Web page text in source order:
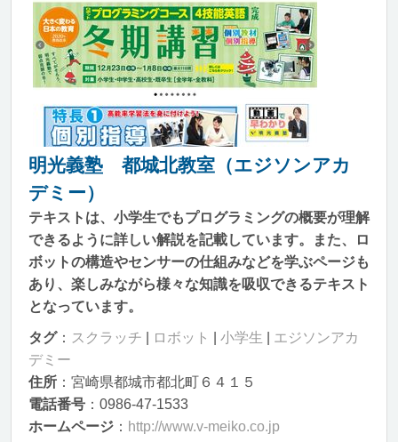
明光義塾 都城北教室（エジソンアカ
デミー）
テキストは、小学生でもプログラミングの概要が理解
できるように詳しい解説を記載しています。また、ロ
ボットの構造やセンサーの仕組みなどを学ぶページも
あり、楽しみながら様々な知識を吸収できるテキスト
となっています。
タグ： スクラッチ ロボット 小学生
エジソンアカ
デミー
住所 ：宮崎県都城市都北町６４１５
電話番号 ：0986-47-1533
ホームページ ： http://www.v-meiko.co.jp